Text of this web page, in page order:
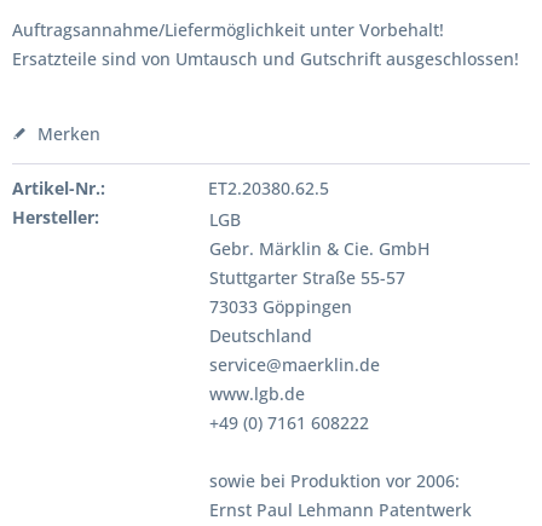
Auftragsannahme/Liefermöglichkeit unter Vorbehalt!
Ersatzteile sind von Umtausch und Gutschrift ausgeschlossen!
Merken
Artikel-Nr.:
ET2.20380.62.5
Hersteller:
LGB
Gebr. Märklin & Cie. GmbH
Stuttgarter Straße 55-57
73033 Göppingen
Deutschland
service@maerklin.de
www.lgb.de
+49 (0) 7161 608222
sowie bei Produktion vor 2006:
Ernst Paul Lehmann Patentwerk